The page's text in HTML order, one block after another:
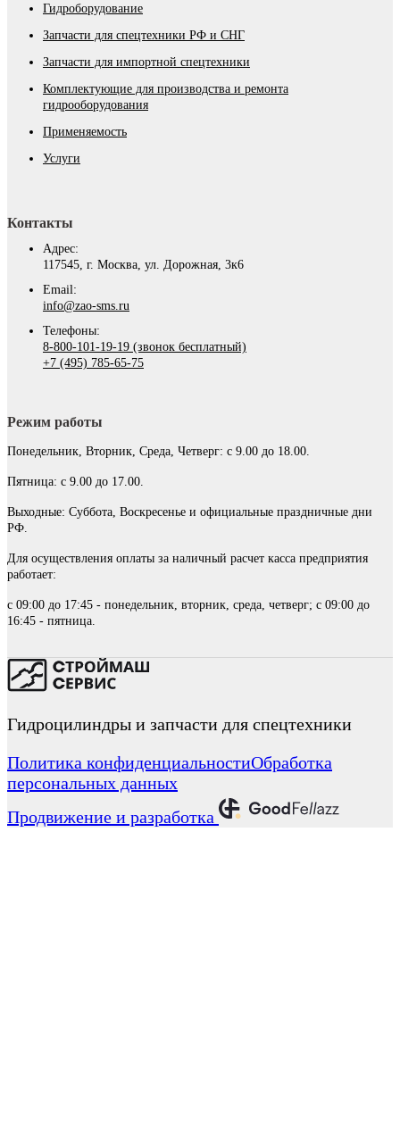
Гидроборудование
Запчасти для спецтехники РФ и СНГ
Запчасти для импортной спецтехники
Комплектующие для производства и ремонта
гидрооборудования
Применяемость
Услуги
Контакты
Адрес:
117545, г. Москва, ул. Дорожная, 3к6
Email:
info@zao-sms.ru
Телефоны:
8-800-101-19-19 (звонок бесплатный)
+7 (495) 785-65-75
Режим работы
Понедельник, Вторник, Среда, Четверг: с 9.00 до 18.00.
Пятница: с 9.00 до 17.00.
Выходные: Суббота, Воскресенье и официальные праздничные дни
РФ.
Для осуществления оплаты за наличный расчет касса предприятия
работает:
с 09:00 до 17:45 - понедельник, вторник, среда, четверг; с 09:00 до
16:45 - пятница.
Гидроцилиндры и запчасти для спецтехники
Политика конфиденциальностиОбработка
персональных данных
Продвижение и разработка